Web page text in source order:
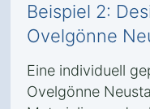
Beispiel 2:
Ovelgönne
Eine individuell
Ovelgönne